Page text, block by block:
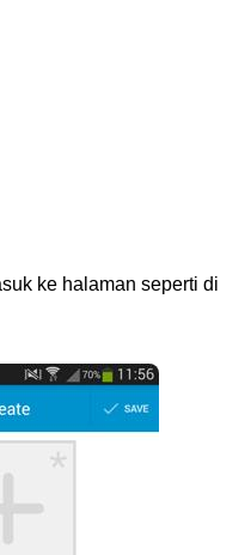
ke halaman seperti di